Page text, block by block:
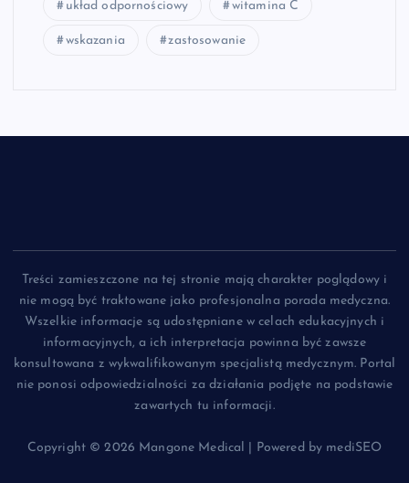
układ odpornościowy witamina C
wskazania zastosowanie
Treści zamieszczone na tej stronie mają charakter poglądowy i
nie mogą być traktowane jako profesjonalna porada medyczna.
Wszelkie informacje są udostępniane w celach edukacyjnych i
informacyjnych, a ich interpretacja powinna być zawsze
konsultowana z wykwalifikowanym specjalistą medycznym. Portal
nie ponosi odpowiedzialności za działania podjęte na podstawie
zawartych tu informacji.
Copyright © 2026 Mangone Medical | Powered by mediSEO